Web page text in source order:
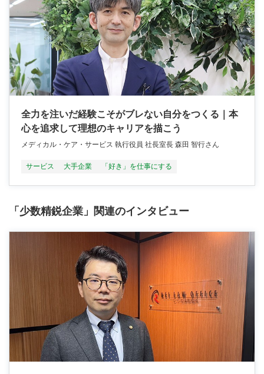
全力を注いだ経験こそがブレない自分をつくる｜本
心を追求して理想のキャリアを描こう
メディカル・ケア・サービス 執行役員 社長室長 森田 智行さん
サービス 大手企業 「好き」を仕事にする
「少数精鋭企業」関連のインタビュー